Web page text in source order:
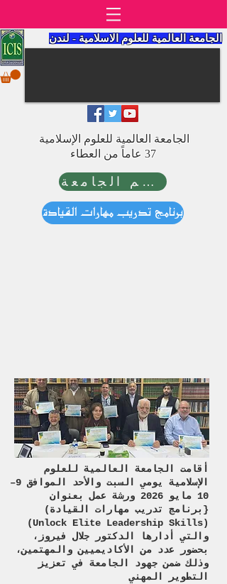
الجامعة العالمية للعلوم الاسلامية - لندن
الجامعة العالمية للعلوم الإسلامية
37 عاماً من العطاء
ادعم الجامعة
برنامج تدريب مهارات القيادة
أقامت الجامعة العالمية للعلوم
الإسلامية يومي السبت والأحد الموافق 9–
10 مايو 2026 ورشة عمل بعنوان
(برنامج تدريب مهارات القيادة}
(Unlock Elite Leadership Skills)
والتي أدارها الدكتور جلال فيروز،
بحضور عدد من الأكاديميين والمهتمين،
وذلك ضمن جهود الجامعة في تعزيز
التطوير المهني